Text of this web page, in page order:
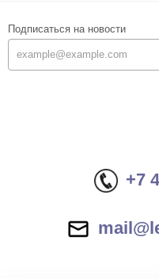
Подписаться на новости
+7